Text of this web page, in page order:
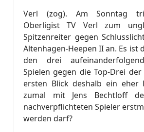
Verl (zog). Am Sonntag
Oberligist TV Verl zum
Spitzenreiter gegen
Altenhagen-Heepen II an. Es ist
den drei
Spielen gegen die Top-Drei
ersten Blick deshalb ein eher
zumal mit Jens Bechtloff
nachverpflichteten Spieler
werden darf?